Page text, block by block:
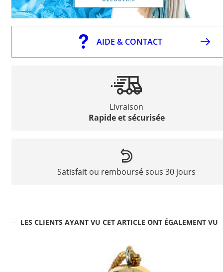
AIDE & CONTACT
Livraison
Rapide et sécurisée
Satisfait ou remboursé sous 30 jours
LES CLIENTS AYANT VU CET ARTICLE ONT ÉGALEMENT VU